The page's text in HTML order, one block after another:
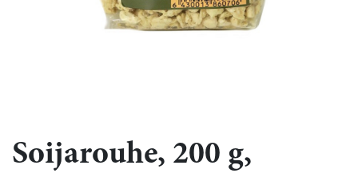
Soijarouhe, 200 g,